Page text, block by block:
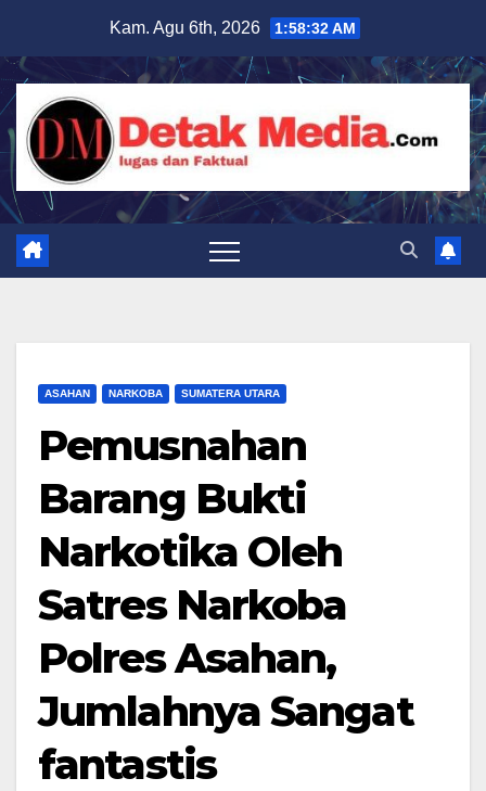
content
Kam. Agu 6th, 2026 1:58:34 AM
ASAHAN NARKOBA SUMATERA UTARA
Pemusnahan
Barang Bukti
Narkotika Oleh
Satres Narkoba
Polres Asahan,
Jumlahnya Sangat
fantastis